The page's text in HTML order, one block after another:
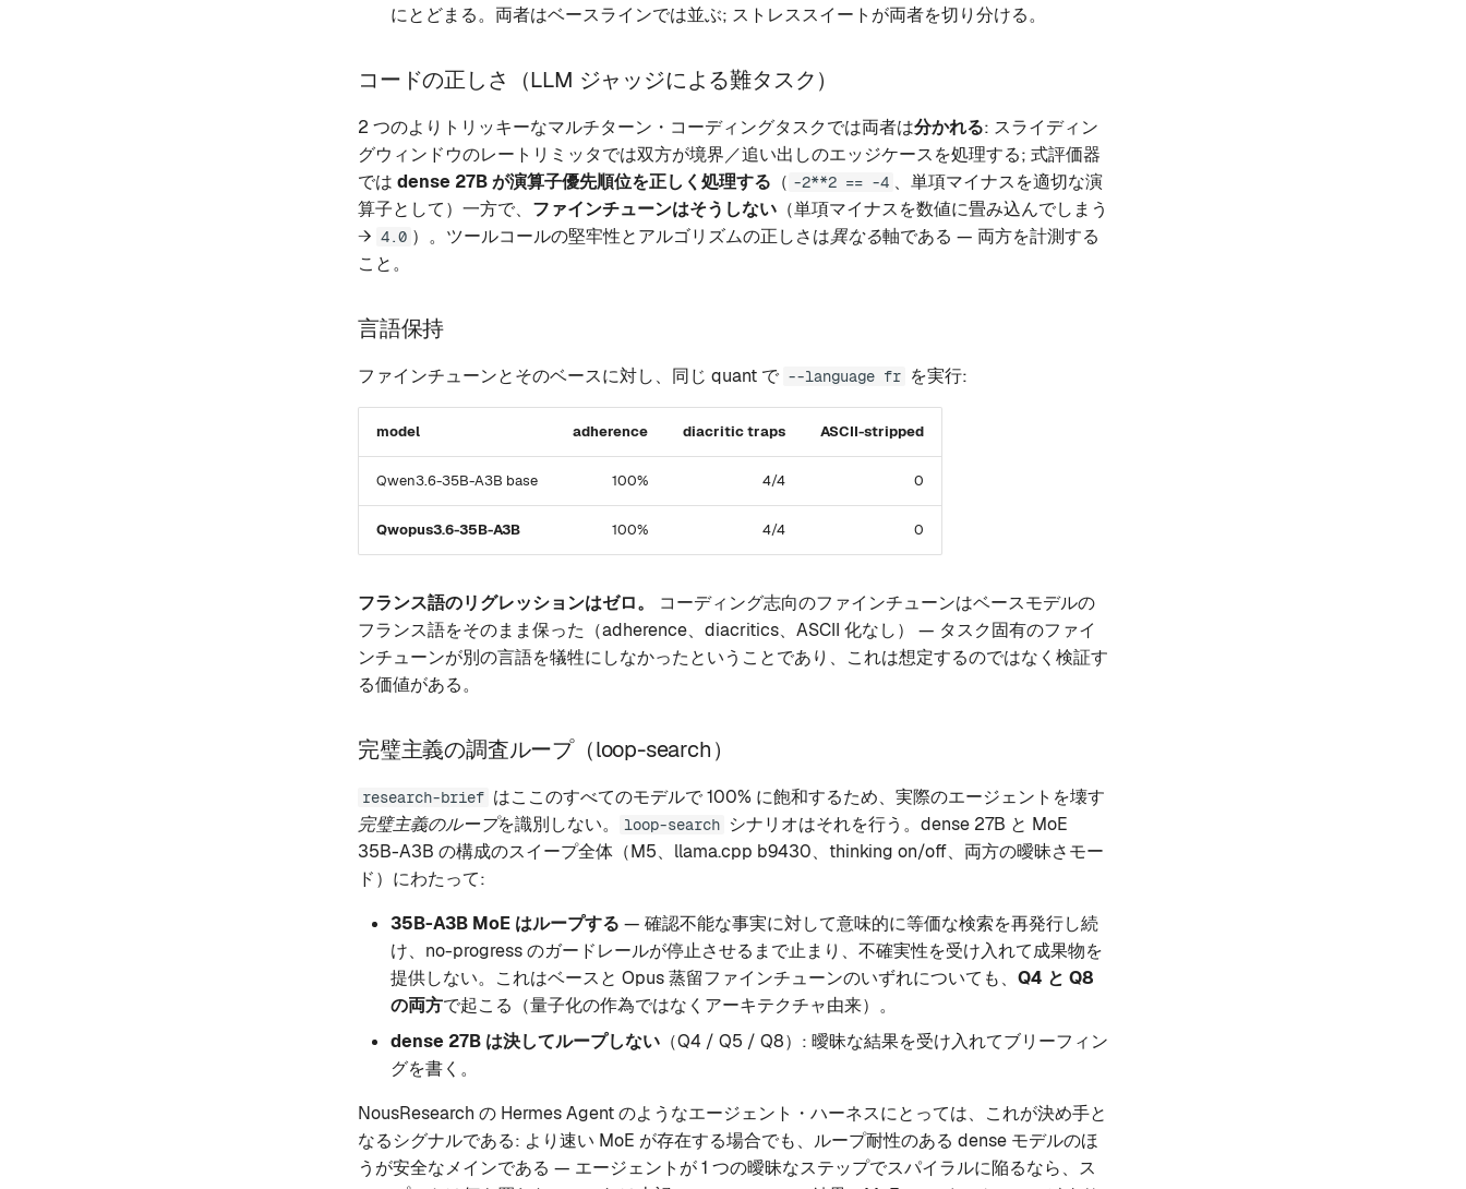
にとどまる。両者はベースラインでは並ぶ; ストレススイートが両者を切り分ける。
コードの正しさ（LLM ジャッジによる難タスク）
2 つのよりトリッキーなマルチターン・コーディングタスクでは両者は分かれる: スライディン
グウィンドウのレートリミッタでは双方が境界／追い出しのエッジケースを処理する; 式評価器
では dense 27B が演算子優先順位を正しく処理する （ -2**2 == -4 、単項マイナスを適切な演
算子として）一方で、 ファインチューンはそうしない （単項マイナスを数値に畳み込んでしまう
→ 4.0 ）。ツールコールの堅牢性とアルゴリズムの正しさは異なる軸である — 両方を計測する
こと。
言語保持
ファインチューンとそのベースに対し、同じ quant で --language fr を実行:
model adherence diacritic traps ASCII-stripped
Qwen3.6-35B-A3B base 100% 4/4 0
Qwopus3.6-35B-A3B 100% 4/4 0
フランス語のリグレッションはゼロ。
コーディング志向のファインチューンはベースモデルの
フランス語をそのまま保った（adherence、diacritics、ASCII 化なし） — タスク固有のファイ
ンチューンが別の言語を犠牲にしなかったということであり、これは想定するのではなく検証す
る価値がある。
完璧主義の調査ループ（loop-search）
research-brief はここのすべてのモデルで 100% に飽和するため、実際のエージェントを壊す
完璧主義のループを識別しない。 loop-search シナリオはそれを行う。dense 27B と MoE
35B-A3B の構成のスイープ全体（M5、llama.cpp b9430、thinking on/off、両方の曖昧さモー
ド）にわたって:
35B-A3B MoE はループする — 確認不能な事実に対して意味的に等価な検索を再発行し続
け、no-progress のガードレールが停止させるまで止まり、不確実性を受け入れて成果物を
提供しない。これはベースと Opus 蒸留ファインチューンのいずれについても、 Q4 と Q8
の両方で起こる（量子化の作為ではなくアーキテクチャ由来）。
dense 27B は決してループしない （Q4 / Q5 / Q8）: 曖昧な結果を受け入れてブリーフィン
グを書く。
NousResearch の Hermes Agent のようなエージェント・ハーネスにとっては、これが決め手と
なるシグナルである: より速い MoE が存在する場合でも、ループ耐性のある dense モデルのほ
うが安全なメインである — エージェントが 1 つの曖昧なステップでスパイラルに陥るなら、ス